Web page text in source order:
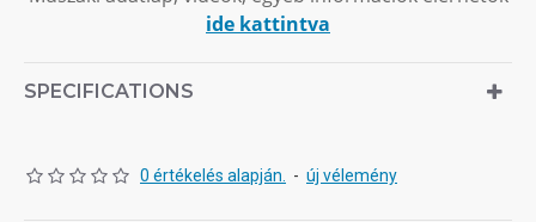
ide kattintva
SPECIFICATIONS
0 értékelés alapján. - új vélemény